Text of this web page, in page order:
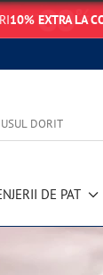
10% EXTRA LA
DE PAT